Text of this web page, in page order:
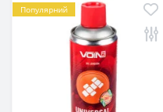
Популярний